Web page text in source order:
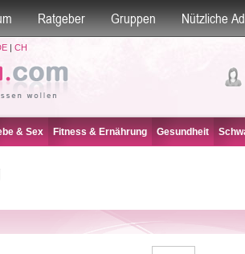
Ratgeber Gruppen Nützliche
| CH
& Sex Fitness & Ernährung Gesundheit